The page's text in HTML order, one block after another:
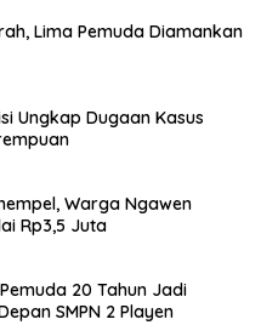
Lima Pemuda Diamankan
Ungkap Dugaan Kasus
Warga Ngawen
Rp3,5 Juta
20 Tahun Jadi
SMPN 2 Playen